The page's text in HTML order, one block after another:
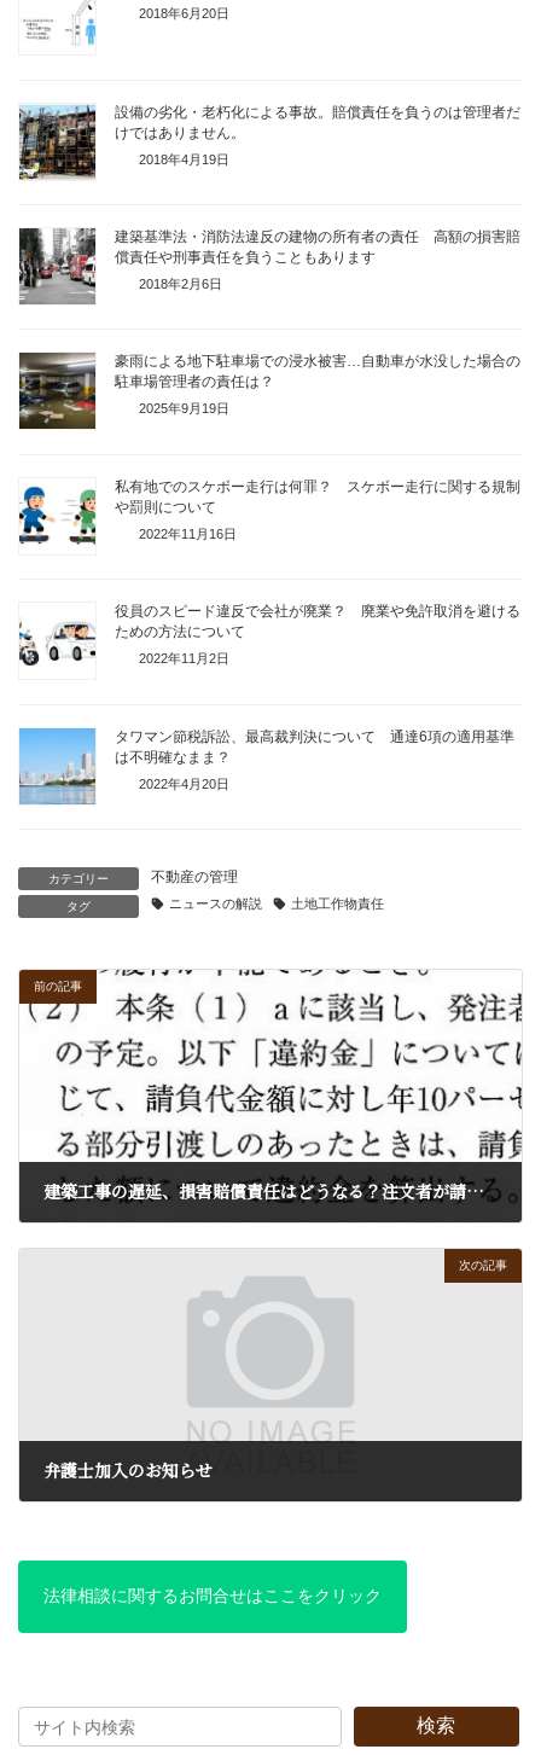
2018年6月20日
設備の劣化・老朽化による事故。賠償責任を負うのは管理者だ
けではありません。
2018年4月19日
建築基準法・消防法違反の建物の所有者の責任 高額の損害賠
償責任や刑事責任を負うこともあります
2018年2月6日
豪雨による地下駐車場での浸水被害…自動車が水没した場合の
駐車場管理者の責任は？
2025年9月19日
私有地でのスケボー走行は何罪？ スケボー走行に関する規制
や罰則について
2022年11月16日
役員のスピード違反で会社が廃業？ 廃業や免許取消を避ける
ための方法について
2022年11月2日
タワマン節税訴訟、最高裁判決について 通達6項の適用基準
は不明確なまま？
2022年4月20日
カテゴリー 不動産の管理
タグ ニュースの解説 土地工作物責任
前の記事
建築工事の遅延、損害賠償責任はどうなる？注文者が請求できる遅延損害金とその範囲、契約書の重要性
次の記事
弁護士加入のお知らせ
法律相談に関するお問合せはここをクリック
検索